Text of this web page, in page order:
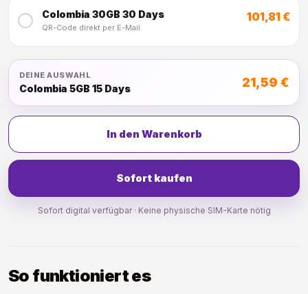
Colombia 30GB 30 Days
QR-Code direkt per E-Mail
101,81 €
DEINE AUSWAHL
Colombia 5GB 15 Days 21,59 €
In den Warenkorb
Sofort kaufen
Sofort digital verfügbar · Keine physische SIM-Karte nötig
So funktioniert es